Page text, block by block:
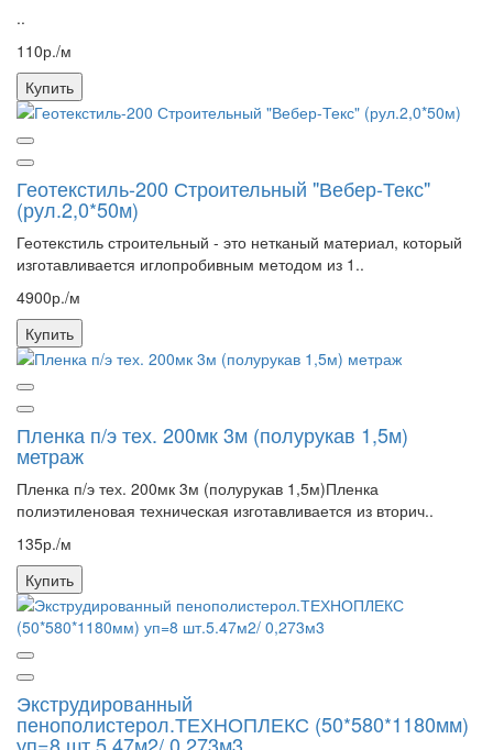
..
110р./м
Купить
Геотекстиль-200 Строительный "Вебер-Текс"
(рул.2,0*50м)
Геотекстиль строительный - это нетканый материал, который
изготавливается иглопробивным методом из 1..
4900р./м
Купить
Пленка п/э тех. 200мк 3м (полурукав 1,5м)
метраж
Пленка п/э тех. 200мк 3м (полурукав 1,5м)Пленка
полиэтиленовая техническая изготавливается из вторич..
135р./м
Купить
Экструдированный
пенополистерол.ТЕХНОПЛЕКС (50*580*1180мм)